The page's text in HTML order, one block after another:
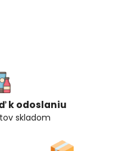
k odoslaniu
skladom